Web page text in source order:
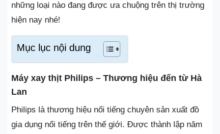
những loại nào đang được ưa chuộng trên thị trường
hiện nay nhé!
Mục lục nội dung
Máy xay thịt Philips – Thương hiệu đến từ Hà
Lan
Philips là thương hiệu nổi tiếng chuyên sản xuất đồ
gia dụng nổi tiếng trên thế giới. Được thành lập năm